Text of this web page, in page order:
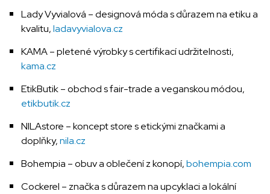
Lady Vyvialová – designová móda s důrazem na etiku a
kvalitu,ladavyvialova.cz
KAMA – pletené výrobky s certifikací udržitelnosti,
kama.cz
EtikButik – obchod s fair-trade a veganskou módou,
etikbutik.cz
NILAstore – koncept store s etickými značkami a
doplňky,nila.cz
Bohempia – obuv a oblečení z konopí,bohempia.com
Cockerel – značka s důrazem na upcyklaci a lokální